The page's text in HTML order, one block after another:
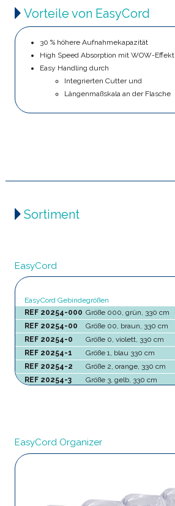
Vorteile von EasyCord
30 % höhere Aufnahmekapazität
High Speed Absorption mit WOW-Effekt
Easy Handling durch
Integrierten Cutter und
Längenmaßskala an der Flasche
Sortiment
EasyCord
EasyCord Gebindegrößen
REF 20254-000 Größe 000, grün, 330 cm
REF 20254-00
Größe 00, braun, 330 cm
REF 20254-0
Größe 0, violett, 330 cm
REF 20254-1
Größe 1, blau 330 cm
REF 20254-2
Größe 2, orange, 330 cm
REF 20254-3
Größe 3, gelb, 330 cm
EasyCord Organizer